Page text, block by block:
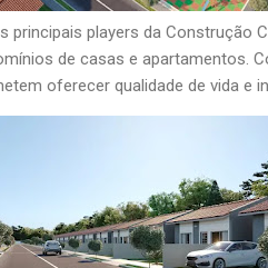
principais players da Construção
de casas e apartamentos.
oferecer qualidade de vida e